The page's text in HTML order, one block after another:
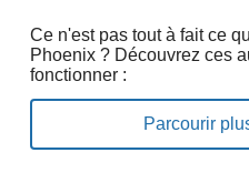
Ce n'est pas tout à fait ce
Phoenix ? Découvrez ces
fonctionner :
Parcourir